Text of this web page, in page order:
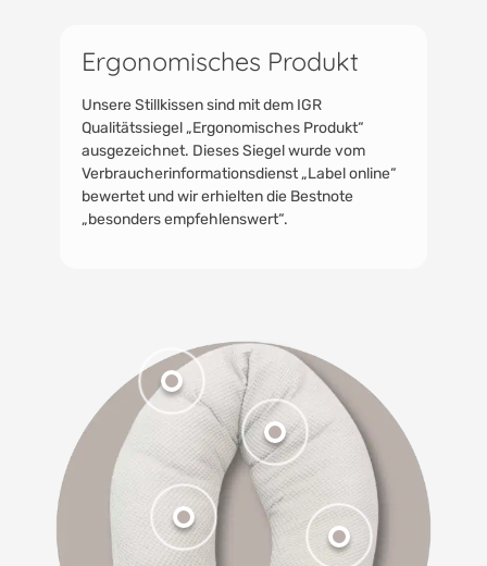
Ergonomisches Produkt
Unsere Stillkissen sind mit dem IGR
Qualitätssiegel „Ergonomisches Produkt“
ausgezeichnet. Dieses Siegel wurde vom
Verbraucherinformationsdienst „Label online“
bewertet und wir erhielten die Bestnote
„besonders empfehlenswert“.